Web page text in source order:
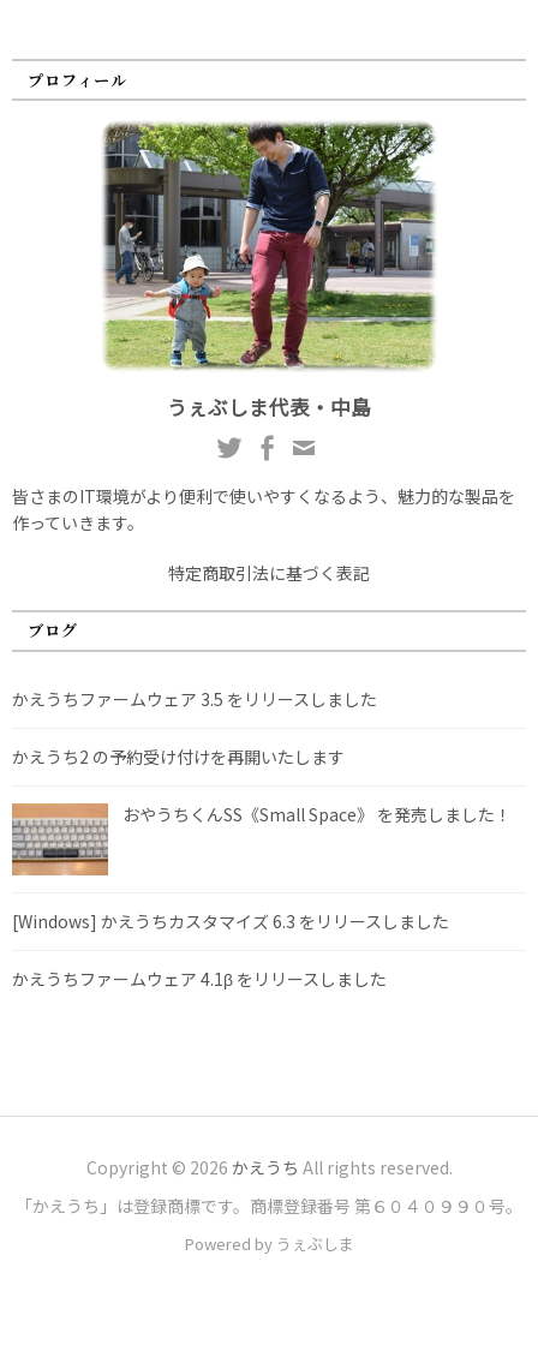
プロフィール
うぇぶしま代表・中島
皆さまのIT環境がより便利で使いやすくなるよう、魅力的な製品を
作っていきます。
特定商取引法に基づく表記
ブログ
かえうちファームウェア 3.5 をリリースしました
かえうち2 の予約受け付けを再開いたします
おやうちくんSS《Small Space》 を発売しました！
[Windows] かえうちカスタマイズ 6.3 をリリースしました
かえうちファームウェア 4.1β をリリースしました
Copyright © 2026 かえうち All rights reserved.
「かえうち」は登録商標です。商標登録番号 第６０４０９９０号。
Powered by うぇぶしま